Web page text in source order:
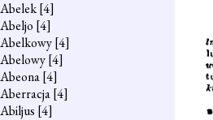
Abelek[4]
Abeljo [4]
Abelkowy[4]
Abelowy[4]
Abeona[4]
Aberracja[4]
Abiljus [4]